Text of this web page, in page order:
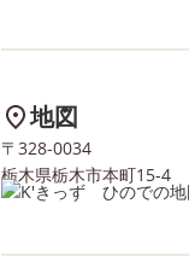
地図
〒328-0034
栃木県栃木市本町15-4